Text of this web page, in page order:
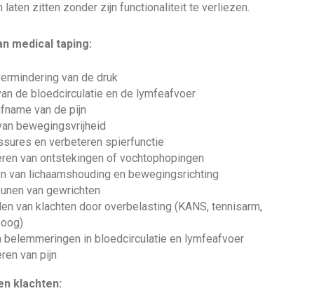
laten zitten zonder zijn functionaliteit te verliezen.
medical taping:
van de druk
de bloedcirculatie en de lymfeafvoer
van de pijn
bewegingsvrijheid
en verbeteren spierfunctie
van ontstekingen of vochtophopingen
van lichaamshouding en bewegingsrichting
van gewrichten
van klachten door overbelasting (KANS, tennisarm,
belemmeringen in bloedcirculatie en lymfeafvoer
van pijn
klachten: